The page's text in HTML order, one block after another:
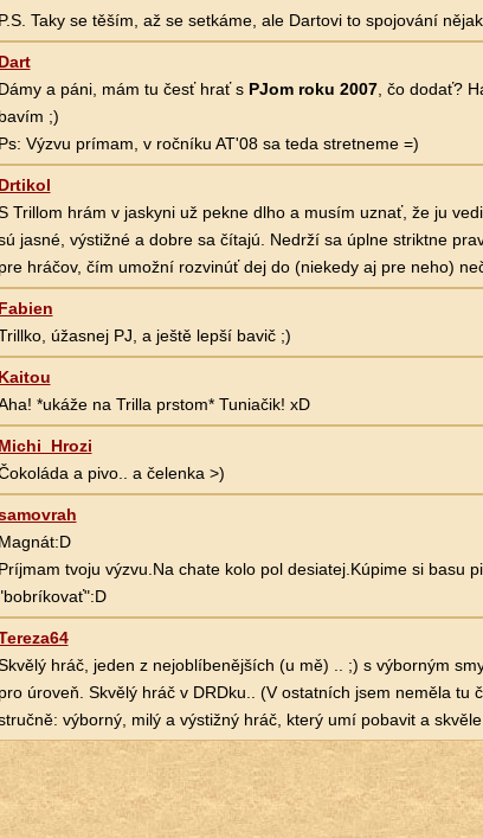
Taky se těším, až se setkáme, ale Dartovi to spojování
a páni, mám tu česť hrať s PJom roku 2007, čo dodať?
;)
Výzvu prímam, v ročníku AT'08 sa teda stretneme =)
Trillom hrám v jaskyni už pekne dlho a musím uznať, že ju
jasné, výstižné a dobre sa čítajú. Nedrží sa úplne striktne
hráčov, čím umožní rozvinúť dej do (niekedy aj pre neho)
úžasnej PJ, a ještě lepší bavič ;)
*ukáže na Trilla prstom* Tuniačik! xD
a pivo.. a čelenka >)
tvoju výzvu.Na chate kolo pol desiatej.Kúpime si basu
hráč, jeden z nejoblíbenějších (u mě) .. ;) s výborným
úroveň. Skvělý hráč v DRDku.. (V ostatních jsem neměla tu
výborný, milý a výstižný hráč, který umí pobavit a